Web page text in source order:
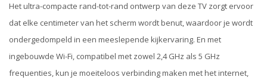
Het ultra-compacte rand-tot-rand ontwerp van deze TV zorgt ervoor
dat elke centimeter van het scherm wordt benut, waardoor je wordt
ondergedompeld in een meeslepende kijkervaring. En met
ingebouwde Wi-Fi, compatibel met zowel 2,4 GHz als 5 GHz
frequenties, kun je moeiteloos verbinding maken met het internet,